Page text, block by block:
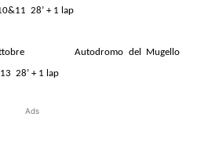
28’ + 1 lap
ottobre Autodromo del Mugello
28’ + 1 lap
Ads